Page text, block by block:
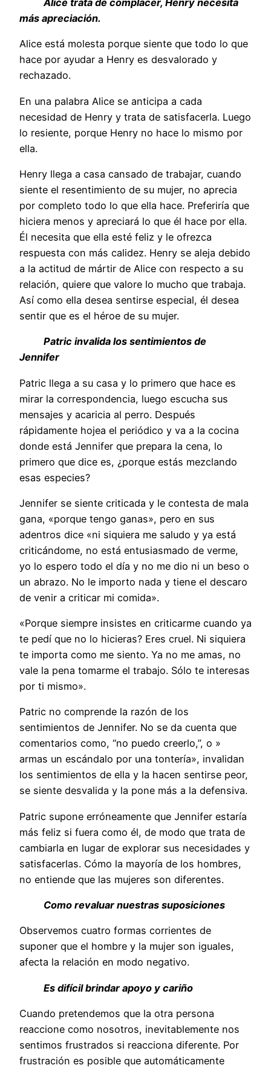
Alice trata de complacer, Henry necesita
más apreciación.
Alice está molesta porque siente que todo lo que
hace por ayudar a Henry es desvalorado y
rechazado.
En una palabra Alice se anticipa a cada
necesidad de Henry y trata de satisfacerla. Luego
lo resiente, porque Henry no hace lo mismo por
ella.
Henry llega a casa cansado de trabajar, cuando
siente el resentimiento de su mujer, no aprecia
por completo todo lo que ella hace. Preferiría que
hiciera menos y apreciará lo que él hace por ella.
Él necesita que ella esté feliz y le ofrezca
respuesta con más calidez. Henry se aleja debido
a la actitud de mártir de Alice con respecto a su
relación, quiere que valore lo mucho que trabaja.
Así como ella desea sentirse especial, él desea
sentir que es el héroe de su mujer.
Patric invalida los sentimientos de
Jennifer
Patric llega a su casa y lo primero que hace es
mirar la correspondencia, luego escucha sus
mensajes y acaricia al perro. Después
rápidamente hojea el periódico y va a la cocina
donde está Jennifer que prepara la cena, lo
primero que dice es, ¿porque estás mezclando
esas especies?
Jennifer se siente criticada y le contesta de mala
gana, «porque tengo ganas», pero en sus
adentros dice «ni siquiera me saludo y ya está
criticándome, no está entusiasmado de verme,
yo lo espero todo el día y no me dio ni un beso o
un abrazo. No le importo nada y tiene el descaro
de venir a criticar mi comida».
«Porque siempre insistes en criticarme cuando ya
te pedí que no lo hicieras? Eres cruel. Ni siquiera
te importa como me siento. Ya no me amas, no
vale la pena tomarme el trabajo. Sólo te interesas
por ti mismo».
Patric no comprende la razón de los
sentimientos de Jennifer. No se da cuenta que
comentarios como, “no puedo creerlo,”, o »
armas un escándalo por una tontería», invalidan
los sentimientos de ella y la hacen sentirse peor,
se siente desvalida y la pone más a la defensiva.
Patric supone erróneamente que Jennifer estaría
más feliz si fuera como él, de modo que trata de
cambiarla en lugar de explorar sus necesidades y
satisfacerlas. Cómo la mayoría de los hombres,
no entiende que las mujeres son diferentes.
Como revaluar nuestras suposiciones
Observemos cuatro formas corrientes de
suponer que el hombre y la mujer son iguales,
afecta la relación en modo negativo.
Es difícil brindar apoyo y cariño
Cuando pretendemos que la otra persona
reaccione como nosotros, inevitablemente nos
sentimos frustrados si reacciona diferente. Por
frustración es posible que automáticamente